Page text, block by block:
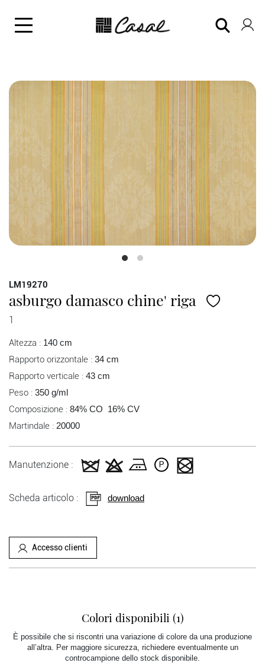
LM19270
asburgo damasco chine' riga
1
Altezza : 140 cm
Rapporto orizzontale : 34 cm
Rapporto verticale : 43 cm
Peso : 350 g/ml
Composizione : 84% CO 16% CV
Martindale : 20000
Manutenzione :
Scheda articolo : download
Accesso clienti
Colori disponibili (1)
È possibile che si riscontri una variazione di colore da una produzione
all’altra. Per maggiore sicurezza, richiedere eventualmente un
controcampione dello stock disponibile.